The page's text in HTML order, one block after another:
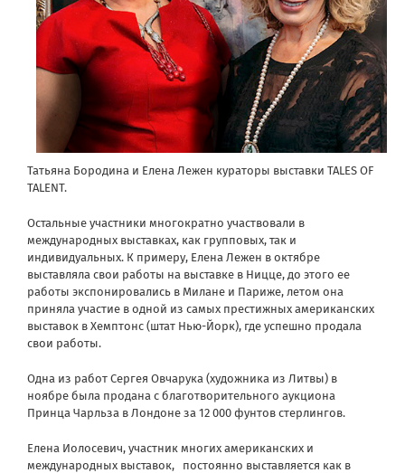
Татьяна Бородина и Елена Лежен кураторы выставки TALES OF
TALENT.
Остальные участники многократно участвовали в
международных выставках, как групповых, так и
индивидуальных. К примеру, Елена Лежен в октябре
выставляла свои работы на выставке в Ницце, до этого ее
работы экспонировались в Милане и Париже, летом она
приняла участие в одной из самых престижных американских
выставок в Хемптонс (штат Нью-Йорк), где успешно продала
свои работы.
Одна из работ Сергея Овчарука (художника из Литвы) в
ноябре была продана с благотворительного аукциона
Принца Чарльза в Лондоне за 12 000 фунтов стерлингов.
Елена Иолосевич, участник многих американских и
международных выставок, постоянно выставляется как в